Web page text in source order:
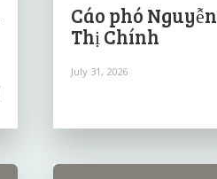
Cáo phó Nguyễn
Thị Chính
July 31, 2026